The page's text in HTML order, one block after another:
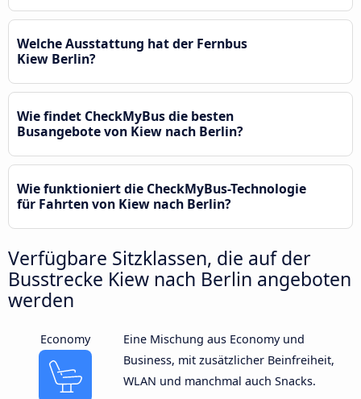
Welche Ausstattung hat der Fernbus
Kiew Berlin?
Wie findet CheckMyBus die besten
Busangebote von Kiew nach Berlin?
Wie funktioniert die CheckMyBus-Technologie
für Fahrten von Kiew nach Berlin?
Verfügbare Sitzklassen, die auf der
Busstrecke Kiew nach Berlin angeboten
werden
Economy
Eine Mischung aus Economy und
Business, mit zusätzlicher Beinfreiheit,
WLAN und manchmal auch Snacks.